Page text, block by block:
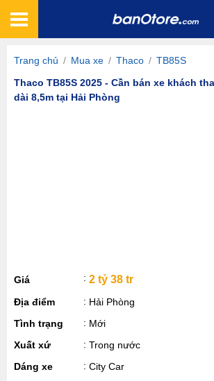
Trang chủ / Mua xe / Thaco / TB85S
Thaco TB85S 2025 - Cần bán xe khách
dài 8,5m tại Hải Phòng
Giá 2 tỷ 38 tr
Địa điểm
Hải Phòng
Tình trạng
Mới
Xuất xứ
Trong nước
Dáng xe
City Car